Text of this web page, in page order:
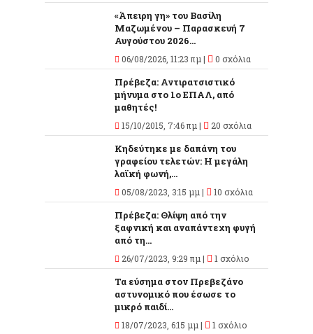
«Άπειρη γη» του Βασίλη
Μαζωμένου – Παρασκευή 7
Αυγούστου 2026...
06/08/2026, 11:23 πμ | 0 σχόλια
Πρέβεζα: Αντιρατσιστικό
μήνυμα στο 1ο ΕΠΑΛ, από
μαθητές!
15/10/2015, 7:46 πμ | 20 σχόλια
Κηδεύτηκε με δαπάνη του
γραφείου τελετών: Η μεγάλη
λαϊκή φωνή,...
05/08/2023, 3:15 μμ | 10 σχόλια
Πρέβεζα: Θλίψη από την
ξαφνική και αναπάντεχη φυγή
από τη...
26/07/2023, 9:29 πμ | 1 σχόλιο
Τα εύσημα στον Πρεβεζάνο
αστυνομικό που έσωσε το
μικρό παιδί...
18/07/2023, 6:15 μμ | 1 σχόλιο